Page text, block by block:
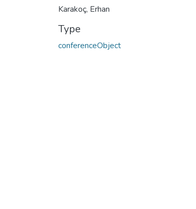
Karakoç, Erhan
Type
conferenceObject